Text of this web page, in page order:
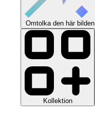
Omtolka den här bilden
Kollektion